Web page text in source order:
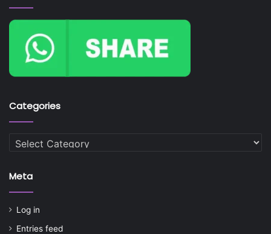
Categories
Categories
Meta
Log in
Entries feed